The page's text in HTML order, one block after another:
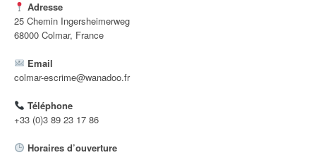
i
o
n
d
'
a
Adresse
25 Chemin Ingersheimerweg
68000 Colmar, France
Email
colmar-escrime@wanadoo.fr
Téléphone
+33 (0)3 89 23 17 86
Horaires d’ouverture